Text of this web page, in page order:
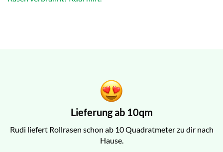
Lieferung ab 10qm
Rudi liefert Rollrasen schon ab 10 Quadratmeter zu dir nach
Hause.